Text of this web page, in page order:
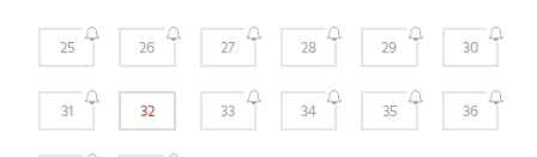
25 26 27 28 29 30
31 32 33 34 35 36